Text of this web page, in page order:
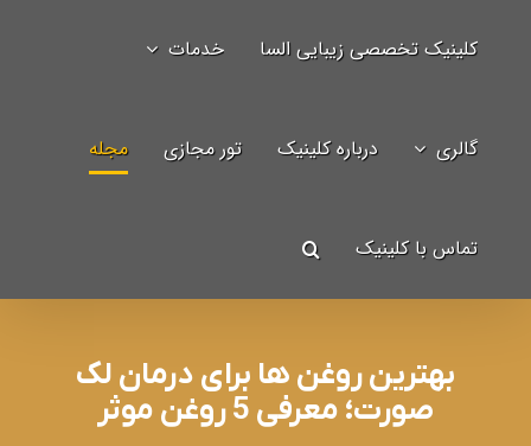
کلینیک تخصصی زیبایی السا خدمات
گالری درباره کلینیک تور مجازی مجله
تماس با کلینیک
بهترین روغن ها برای درمان لک
صورت؛ معرفی 5 روغن موثر